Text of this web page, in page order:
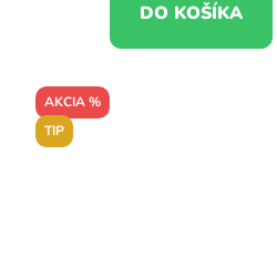
DO KOŠÍKA
AKCIA %
TIP